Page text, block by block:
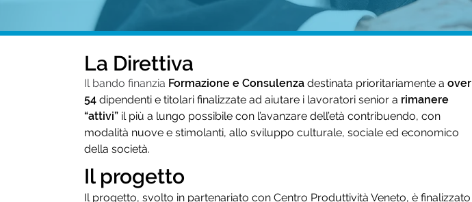
La Direttiva
Il bando finanzia Formazione e Consulenza destinata prioritariamente aover
54 dipendenti e titolari finalizzate ad aiutare i lavoratori senior a rimanere
“attivi” il più a lungo possibile con l’avanzare dell’età contribuendo, con
modalità nuove e stimolanti, allo sviluppo culturale, sociale ed economico
della società.
Il progetto
Il progetto, svolto in partenariato con Centro Produttività Veneto, è finalizzato